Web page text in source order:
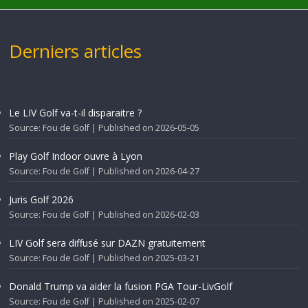
Derniers articles
Le LIV Golf va-t-il disparaitre ?
Source: Fou de Golf Published on 2026-05-05
Play Golf Indoor ouvre à Lyon
Source: Fou de Golf Published on 2026-04-27
Juris Golf 2026
Source: Fou de Golf Published on 2026-02-03
LIV Golf sera diffusé sur DAZN gratuitement
Source: Fou de Golf Published on 2025-03-21
Donald Trump va aider la fusion PGA Tour-LivGolf
Source: Fou de Golf Published on 2025-02-07